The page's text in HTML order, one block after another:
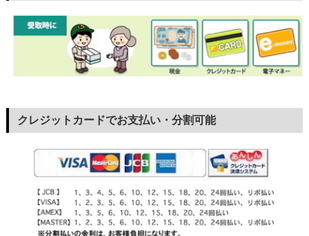
クレジットカードでお支払い・分割可能